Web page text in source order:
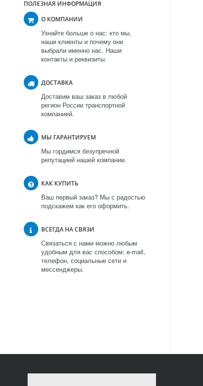
ПОЛЕЗНАЯ ИНФОРМАЦИЯ
О КОМПАНИИ
Узнайте больше о нас: кто мы,
наши клиенты и почему они
выбрали именно нас. Наши
контакты и реквизиты.
ДОСТАВКА
Доставим ваш заказ в любой
регион России транспортной
компанией.
МЫ ГАРАНТИРУЕМ
Мы гордимся безупречной
репутацией нашей компании.
КАК КУПИТЬ
Ваш первый заказ? Мы с радостью
подскажем как его оформить.
ВСЕГДА НА СВЯЗИ
Связаться с нами можно любым
удобным для вас способом: e-mail,
телефон, социальные сети и
мессенджеры.